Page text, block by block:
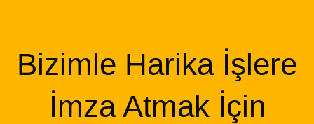
Bizimle Harika İşlere
İmza Atmak İçin